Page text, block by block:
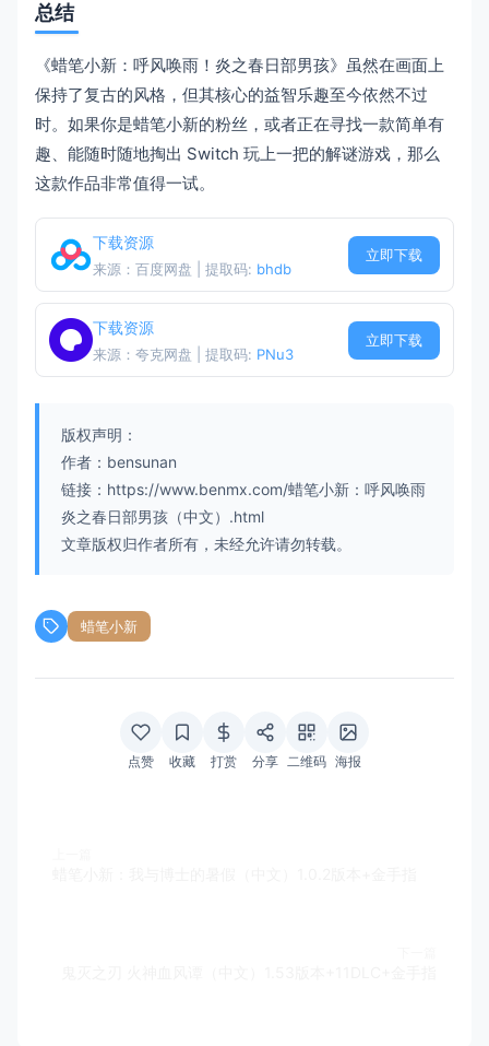
总结
《蜡笔小新：呼风唤雨！炎之春日部男孩》虽然在画面上
保持了复古的风格，但其核心的益智乐趣至今依然不过
时。如果你是蜡笔小新的粉丝，或者正在寻找一款简单有
趣、能随时随地掏出 Switch 玩上一把的解谜游戏，那么
这款作品非常值得一试。
下载资源
来源：百度网盘 | 提取码: bhdb
立即下载
下载资源
来源：夸克网盘 | 提取码: PNu3
立即下载
版权声明：
作者：bensunan
链接：https://www.benmx.com/蜡笔小新：呼风唤雨
炎之春日部男孩（中文）.html
文章版权归作者所有，未经允许请勿转载。
蜡笔小新
点赞 收藏 打赏 分享 二维码 海报